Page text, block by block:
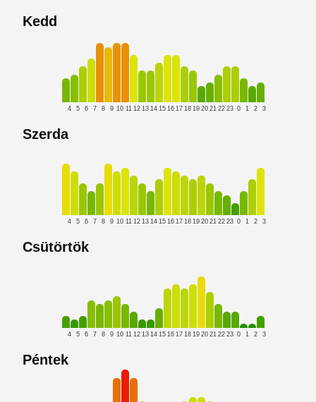
Kedd
4 5 6 7 8 9 10 11 12 13 14 15 16 17 18 19 20 21 22 23 0 1 2 3
Szerda
4 5 6 7 8 9 10 11 12 13 14 15 16 17 18 19 20 21 22 23 0 1 2 3
Csütörtök
4 5 6 7 8 9 10 11 12 13 14 15 16 17 18 19 20 21 22 23 0 1 2 3
Péntek